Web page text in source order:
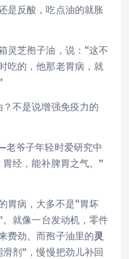
是反酸，吃点油的就胀
灵芝孢子油，说：“这不
吃的，他那老胃病，就
不是说增强免疫力的
爷子年轻时爱研究中
经，能补脾胃之气。”
胃病，大多不是“胃坏
就像一台发动机，零件
费劲。而孢子油里的灵
滑剂”，慢慢把劲儿补回